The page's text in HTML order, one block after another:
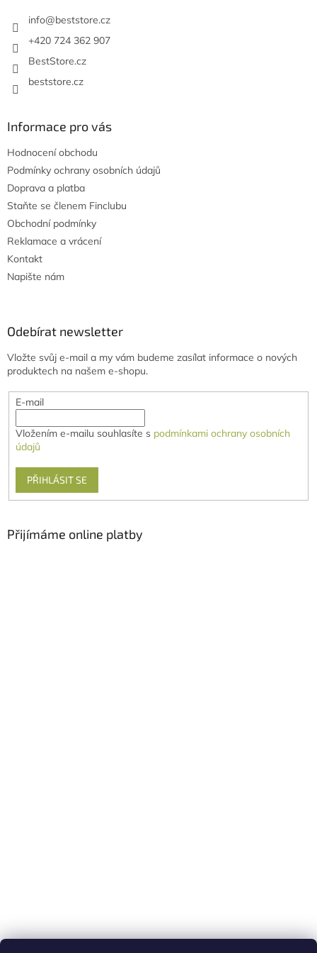
info@beststore.cz
+420 724 362 907
BestStore.cz
beststore.cz
Informace pro vás
Hodnocení obchodu
Podmínky ochrany osobních údajů
Doprava a platba
Staňte se členem Finclubu
Obchodní podmínky
Reklamace a vrácení
Kontakt
Napište nám
Odebírat newsletter
Vložte svůj e-mail a my vám budeme zasílat informace o nových
produktech na našem e-shopu.
E-mail
Vložením e-mailu souhlasíte s podmínkami ochrany osobních
údajů
PŘIHLÁSIT SE
Přijímáme online platby